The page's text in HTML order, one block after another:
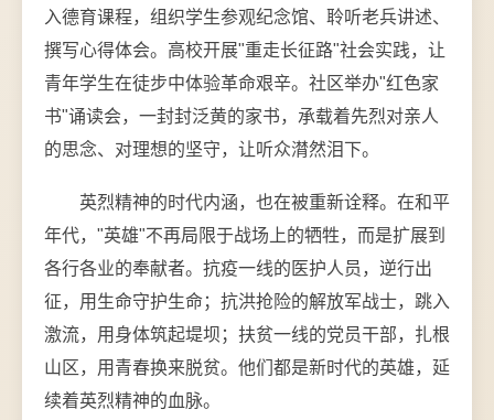
入德育课程，组织学生参观纪念馆、聆听老兵讲述、
撰写心得体会。高校开展"重走长征路"社会实践，让
青年学生在徒步中体验革命艰辛。社区举办"红色家
书"诵读会，一封封泛黄的家书，承载着先烈对亲人
的思念、对理想的坚守，让听众潸然泪下。
英烈精神的时代内涵，也在被重新诠释。在和平
年代，"英雄"不再局限于战场上的牺牲，而是扩展到
各行各业的奉献者。抗疫一线的医护人员，逆行出
征，用生命守护生命；抗洪抢险的解放军战士，跳入
激流，用身体筑起堤坝；扶贫一线的党员干部，扎根
山区，用青春换来脱贫。他们都是新时代的英雄，延
续着英烈精神的血脉。